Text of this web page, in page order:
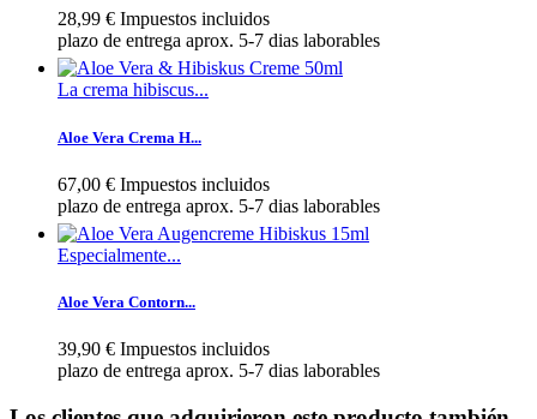
28,99 € Impuestos incluidos
plazo de entrega aprox. 5-7 dias laborables
La crema hibiscus...
Aloe Vera Crema H...
67,00 € Impuestos incluidos
plazo de entrega aprox. 5-7 dias laborables
Especialmente...
Aloe Vera Contorn...
39,90 € Impuestos incluidos
plazo de entrega aprox. 5-7 dias laborables